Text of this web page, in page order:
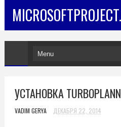
УСТАНОВКА
VADIM GERYA ДЕКАБРЯ 22, 2014